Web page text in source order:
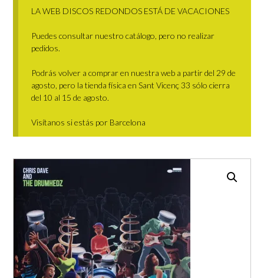
LA WEB DISCOS REDONDOS ESTÁ DE VACACIONES
Puedes consultar nuestro catálogo, pero no realizar
pedidos.
Podrás volver a comprar en nuestra web a partir del 29 de
agosto, pero la tienda física en Sant Vicenç 33 sólo cierra
del 10 al 15 de agosto.
Visítanos si estás por Barcelona